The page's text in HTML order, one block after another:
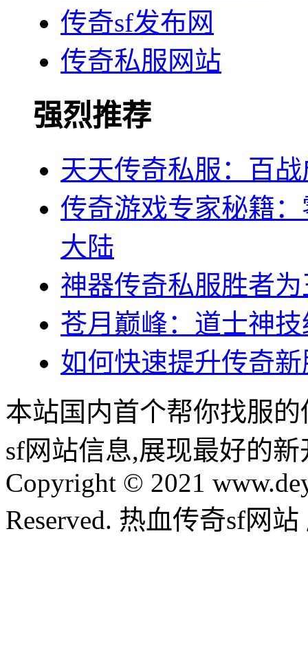
传奇sf发布网
传奇私服网站
强烈推荐
天天传奇私服：百
传奇游戏专家秘籍
大陆
神器传奇私服胜者
苍月巅峰：道士神
如何快速提升传奇
本站国内首个帮你找服
sf网站信息,展现最好的
Copyright © 2021
Reserved. 热血传奇sf网